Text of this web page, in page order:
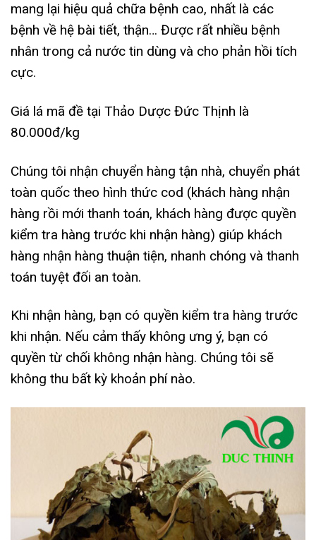
mang lại hiệu quả chữa bệnh cao, nhất là các
bệnh về hệ bài tiết, thận… Được rất nhiều bệnh
nhân trong cả nước tin dùng và cho phản hồi tích
cực.
Giá lá mã đề tại Thảo Dược Đức Thịnh là
80.000đ/kg
Chúng tôi nhận chuyển hàng tận nhà, chuyển phát
toàn quốc theo hình thức cod (khách hàng nhận
hàng rồi mới thanh toán, khách hàng được quyền
kiểm tra hàng trước khi nhận hàng) giúp khách
hàng nhận hàng thuận tiện, nhanh chóng và thanh
toán tuyệt đối an toàn.
Khi nhận hàng, bạn có quyền kiểm tra hàng trước
khi nhận. Nếu cảm thấy không ưng ý, bạn có
quyền từ chối không nhận hàng. Chúng tôi sẽ
không thu bất kỳ khoản phí nào.